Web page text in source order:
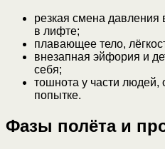
резкая смена
в лифте;
плавающее тело,
внезапная эйфория и
себя;
тошнота у части людей,
попытке.
Фазы полёта и